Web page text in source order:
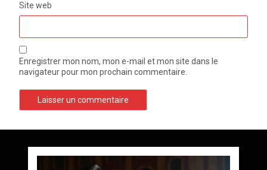
Site web
Enregistrer mon nom, mon e-mail et mon site dans le
navigateur pour mon prochain commentaire.